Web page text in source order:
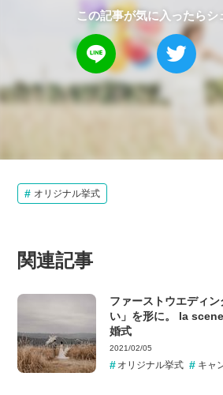
この記事が気に入ったらシ
オリジナル挙式
関連記事
ファーストウエディ
い」を形に。 la
婚式
2021/02/05
オリジナル挙式 キャ